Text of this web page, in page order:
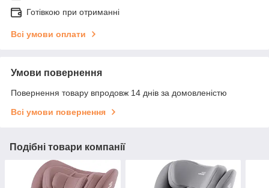
Готівкою при отриманні
Всі умови оплати
Умови повернення
Повернення товару впродовж 14 днів за домовленістю
Всі умови повернення
Подібні товари компанії